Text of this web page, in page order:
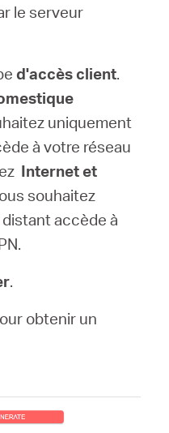
le serveur
d'accès client.
uniquement
à votre réseau
Internet et
souhaitez
accède à
.
obtenir un